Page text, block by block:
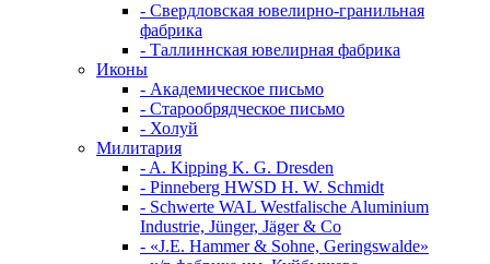
- Свердловская ювелирно-гранильная
фабрика
- Таллиннская ювелирная фабрика
Иконы
- Академическое письмо
- Старообрядческое письмо
- Холуй
Милитария
- A. Kipping K. G. Dresden
- Pinneberg HWSD H. W. Schmidt
- Schwerte WAL Westfalische Aluminium
Industrie, Jünger, Jäger & Co
- «J.E. Hammer & Sohne, Geringswalde»